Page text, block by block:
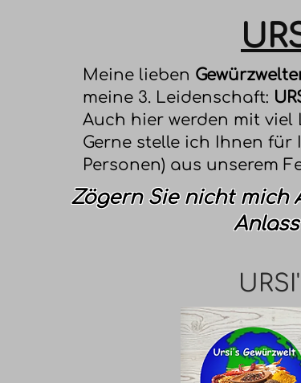
Meine lieben
meine 3. Leidenschaft:
Auch hier werden mit
Gerne stelle ich Ihnen für
Personen) aus unserem
Zögern Sie nicht mich